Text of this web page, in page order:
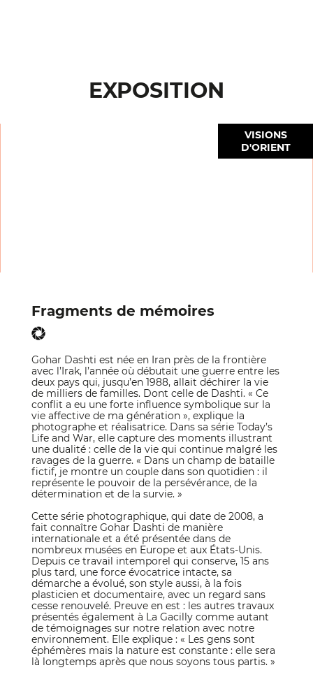
EXPOSITION
VISIONS
D'ORIENT
Fragments de mémoires
Gohar Dashti est née en Iran près de la frontière
avec l’Irak, l’année où débutait une guerre entre les
deux pays qui, jusqu’en 1988, allait déchirer la vie
de milliers de familles. Dont celle de Dashti. « Ce
conflit a eu une forte influence symbolique sur la
vie affective de ma génération », explique la
photographe et réalisatrice. Dans sa série Today’s
Life and War, elle capture des moments illustrant
une dualité : celle de la vie qui continue malgré les
ravages de la guerre. « Dans un champ de bataille
fictif, je montre un couple dans son quotidien : il
représente le pouvoir de la persévérance, de la
détermination et de la survie. »
Cette série photographique, qui date de 2008, a
fait connaître Gohar Dashti de manière
internationale et a été présentée dans de
nombreux musées en Europe et aux États-Unis.
Depuis ce travail intemporel qui conserve, 15 ans
plus tard, une force évocatrice intacte, sa
démarche a évolué, son style aussi, à la fois
plasticien et documentaire, avec un regard sans
cesse renouvelé. Preuve en est : les autres travaux
présentés également à La Gacilly comme autant
de témoignages sur notre relation avec notre
environnement. Elle explique : « Les gens sont
éphémères mais la nature est constante : elle sera
là longtemps après que nous soyons tous partis. »